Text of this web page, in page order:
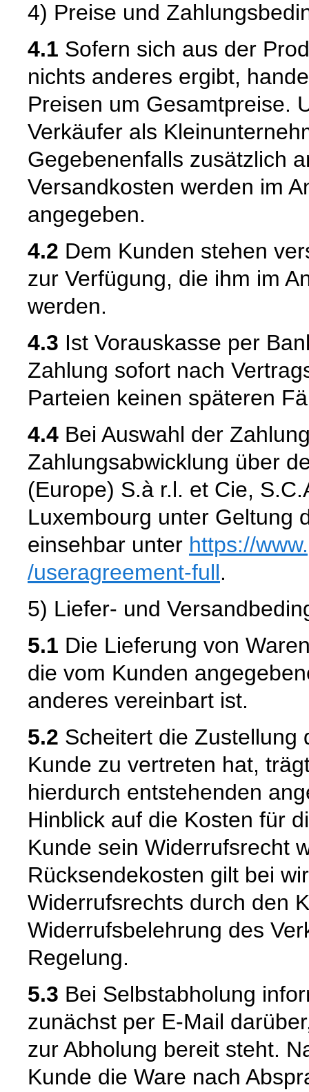
4) Preise und
4.1 Sofern sich aus der
nichts anderes ergibt,
Preisen um Gesamtpreise.
Verkäufer als
Gegebenenfalls zusätzlich
Versandkosten werden im
angegeben.
4.2 Dem Kunden stehen
zur Verfügung, die ihm im
werden.
4.3 Ist Vorauskasse per
Zahlung sofort nach
Parteien keinen späteren
4.4 Bei Auswahl der
Zahlungsabwicklung über
(Europe) S.à r.l. et Cie,
Luxembourg unter Geltung
einsehbar unter https://
/useragreement-full.
5) Liefer- und
5.1 Die Lieferung von
die vom Kunden
anderes vereinbart ist.
5.2 Scheitert die Zustellung
Kunde zu vertreten hat,
hierdurch entstehenden
Hinblick auf die Kosten für
Kunde sein Widerrufsrecht
Rücksendekosten gilt bei
Widerrufsrechts durch den
Widerrufsbelehrung des
Regelung.
5.3 Bei Selbstabholung
zunächst per E-Mail
zur Abholung bereit steht.
Kunde die Ware nach